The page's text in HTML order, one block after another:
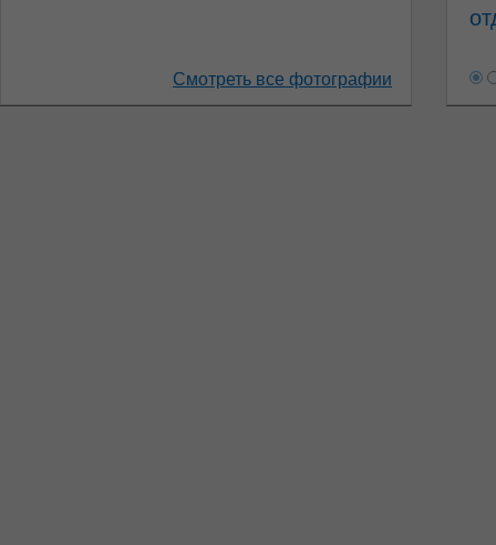
Смотреть все фотографии